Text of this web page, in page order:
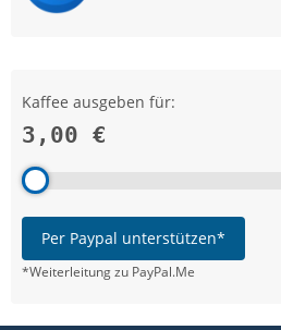
Kaffee ausgeben für:
3,00 €
Per Paypal unterstützen*
*Weiterleitung zu PayPal.Me